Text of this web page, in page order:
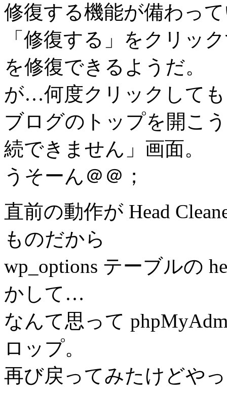
修復する機能が備わっ
「修復する」をクリッ
を修復できるようだ。
が…何度クリックして
ブログのトップを開こ
続できません」画面。
うそーん＠＠；
直前の動作が Head
ものだから
wp_options テーブルの
かして…
なんて思って
ロップ。
再び戻ってみたけどや